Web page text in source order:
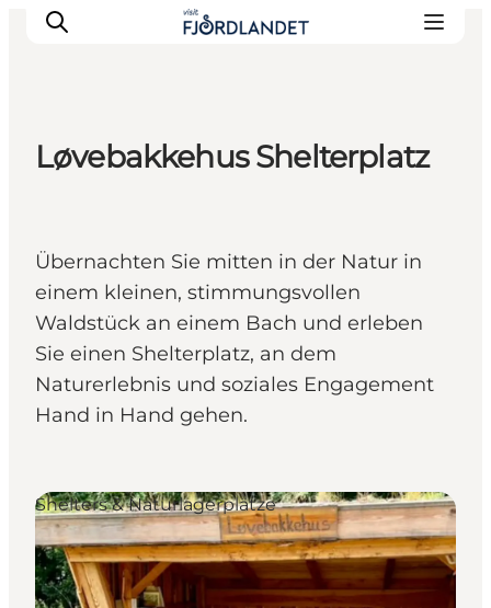
Reiseführer & Inspiration
Unterkünfte
Erlebnisse
Løvebakkehus Shelterplatz
Übernachten Sie mitten in der Natur in
einem kleinen, stimmungsvollen
Waldstück an einem Bach und erleben
Sie einen Shelterplatz, an dem
Naturerlebnis und soziales Engagement
Hand in Hand gehen.
Shelters & Naturlagerplätze